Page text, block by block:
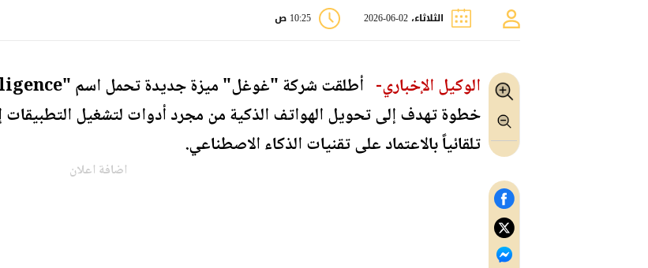
الثلاثاء، 02-06-2026 10:25 ص
الوكيل الإخباري-
خطوة تهدف إلى تحويل الهواتف الذكية من مجرد أدوات لتشغيل التطبيقات
تلقائياً بالاعتماد على تقنيات الذكاء الاصطناعي.
اضافة اعلان